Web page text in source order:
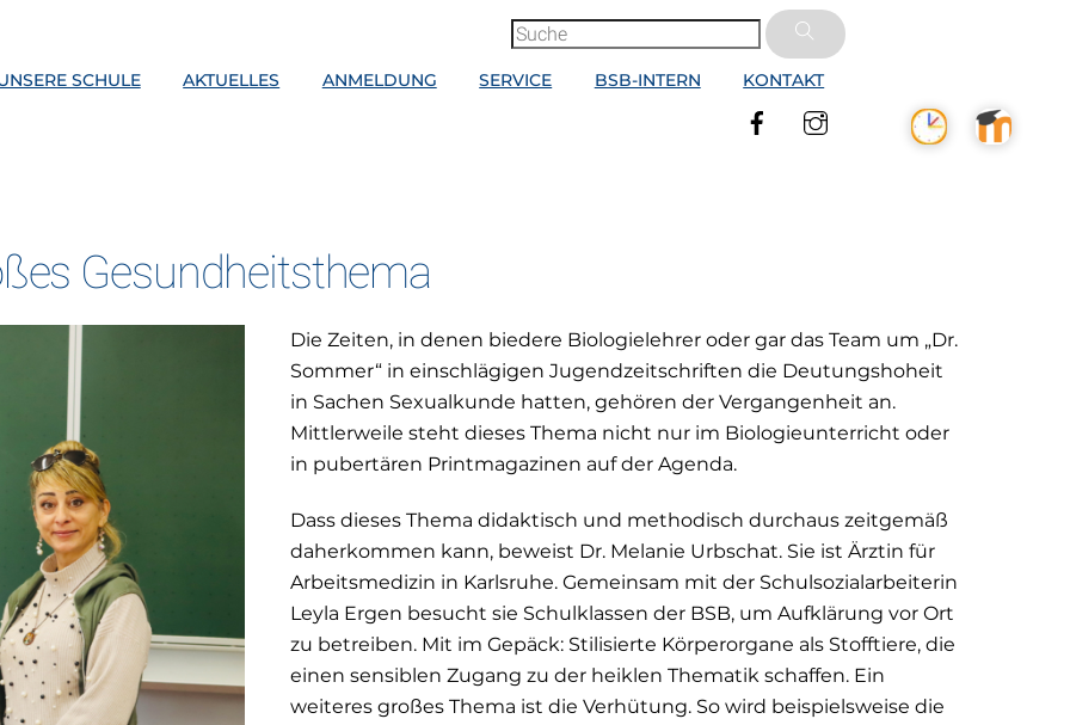
SCHULE AKTUELLES ANMELDUNG SERVICE BSB-INTERN KONTAKT
FacebookInstagram
Gesundheitsthema
Die Zeiten, in denen biedere Biologielehrer oder gar das Team um „Dr.
Sommer“ in einschlägigen Jugendzeitschriften die Deutungshoheit
in Sachen Sexualkunde hatten, gehören der Vergangenheit an.
Mittlerweile steht dieses Thema nicht nur im Biologieunterricht oder
in pubertären Printmagazinen auf der Agenda.
Dass dieses Thema didaktisch und methodisch durchaus zeitgemäß
daherkommen kann, beweist Dr. Melanie Urbschat. Sie ist Ärztin für
Arbeitsmedizin in Karlsruhe. Gemeinsam mit der Schulsozialarbeiterin
Leyla Ergen besucht sie Schulklassen der BSB, um Aufklärung vor Ort
zu betreiben. Mit im Gepäck: Stilisierte Körperorgane als Stofftiere, die
einen sensiblen Zugang zu der heiklen Thematik schaffen. Ein
weiteres großes Thema ist die Verhütung. So wird beispielsweise die